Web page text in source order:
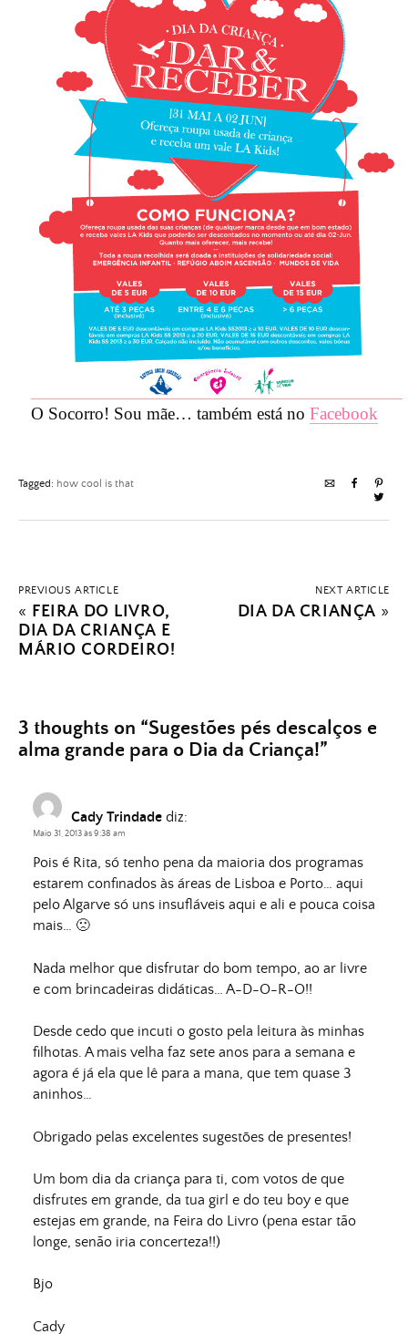
O Socorro! Sou mãe… também está no Facebook
Tagged: how cool is that
PREVIOUS ARTICLE
« FEIRA DO LIVRO,
DIA DA CRIANÇA E
MÁRIO CORDEIRO!
NEXT ARTICLE
DIA DA CRIANÇA »
3 thoughts on “Sugestões pés descalços e
alma grande para o Dia da Criança!”
Cady Trindade diz:
Maio 31, 2013 às 9:38 am
Pois é Rita, só tenho pena da maioria dos programas
estarem confinados às áreas de Lisboa e Porto… aqui
pelo Algarve só uns insufláveis aqui e ali e pouca coisa
mais… 🙁
Nada melhor que disfrutar do bom tempo, ao ar livre
e com brincadeiras didáticas… A-D-O-R-O!!
Desde cedo que incuti o gosto pela leitura às minhas
filhotas. A mais velha faz sete anos para a semana e
agora é já ela que lê para a mana, que tem quase 3
aninhos…
Obrigado pelas excelentes sugestões de presentes!
Um bom dia da criança para ti, com votos de que
disfrutes em grande, da tua girl e do teu boy e que
estejas em grande, na Feira do Livro (pena estar tão
longe, senão iria concerteza!!)
Bjo
Cady